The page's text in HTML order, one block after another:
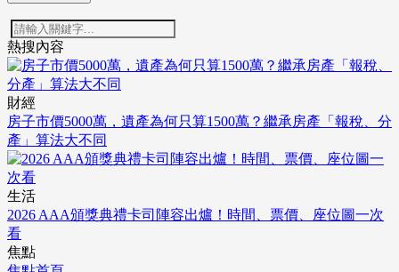
熱搜內容
財經
房子市價5000萬，遺產為何只算1500萬？繼承房產「報稅、分
產」算法大不同
生活
2026 AAA頒獎典禮卡司陣容出爐！時間、票價、座位圖一次
看
焦點